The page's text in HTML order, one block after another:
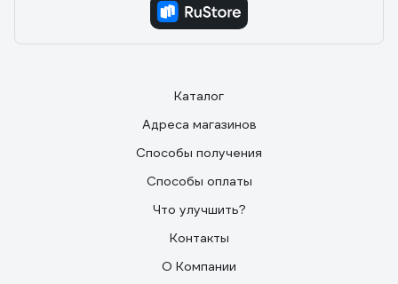
Каталог
Адреса магазинов
Способы получения
Способы оплаты
Что улучшить?
Контакты
О Компании